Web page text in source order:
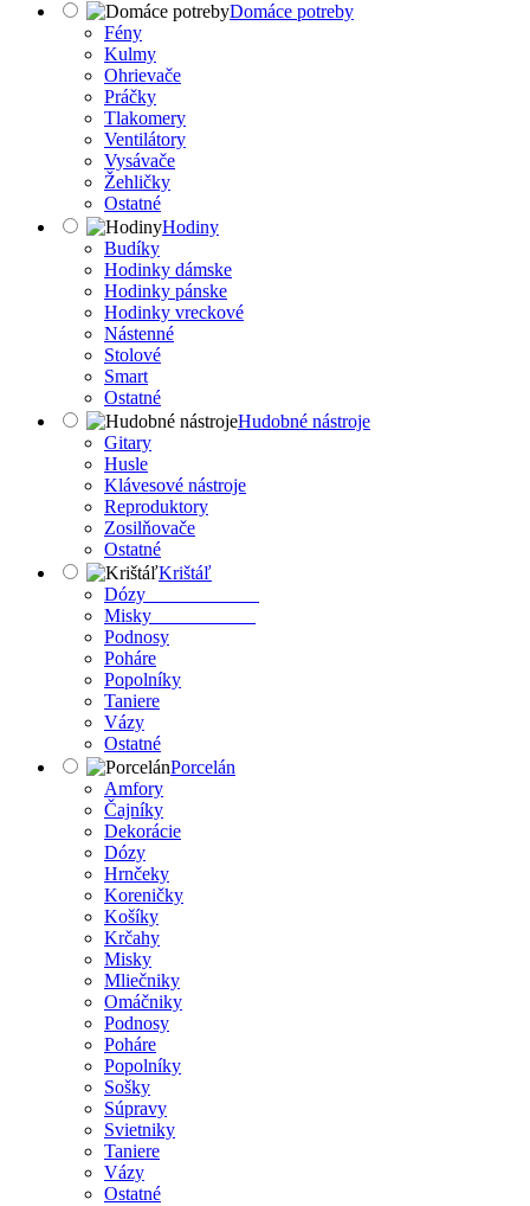
Domáce potreby
Fény
Kulmy
Ohrievače
Práčky
Tlakomery
Ventilátory
Vysávače
Žehličky
Ostatné
Hodiny
Budíky
Hodinky dámske
Hodinky pánske
Hodinky vreckové
Nástenné
Stolové
Smart
Ostatné
Hudobné nástroje
Gitary
Husle
Klávesové nástroje
Reproduktory
Zosilňovače
Ostatné
Krištáľ
Dózy
Misky
Podnosy
Poháre
Popolníky
Taniere
Vázy
Ostatné
Porcelán
Amfory
Čajníky
Dekorácie
Dózy
Hrnčeky
Koreničky
Košíky
Krčahy
Misky
Mliečniky
Omáčniky
Podnosy
Poháre
Popolníky
Sošky
Súpravy
Svietniky
Taniere
Vázy
Ostatné